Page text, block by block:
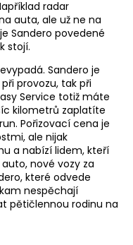
radar
auta, ale už ne na
Sandero povedené
stojí.
Sandero je
provozu, tak při
Service totiž máte
kilometrů zaplatíte
Pořizovací cena je
ale nijak
a nabízí lidem, kteří
nové vozy za
které odvede
nespěchají
pětičlennou rodinu na